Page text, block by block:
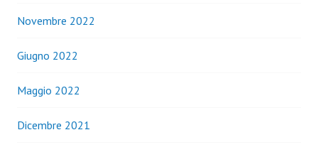
Novembre 2022
Giugno 2022
Maggio 2022
Dicembre 2021